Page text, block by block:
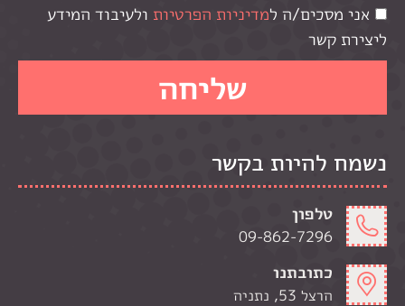
אני מסכים/ה למדיניות הפרטיות ולעיבוד המידע
ליצירת קשר
נשמח להיות בקשר
טלפון
09-862-7296
כתובתנו
הרצל 53, נתניה